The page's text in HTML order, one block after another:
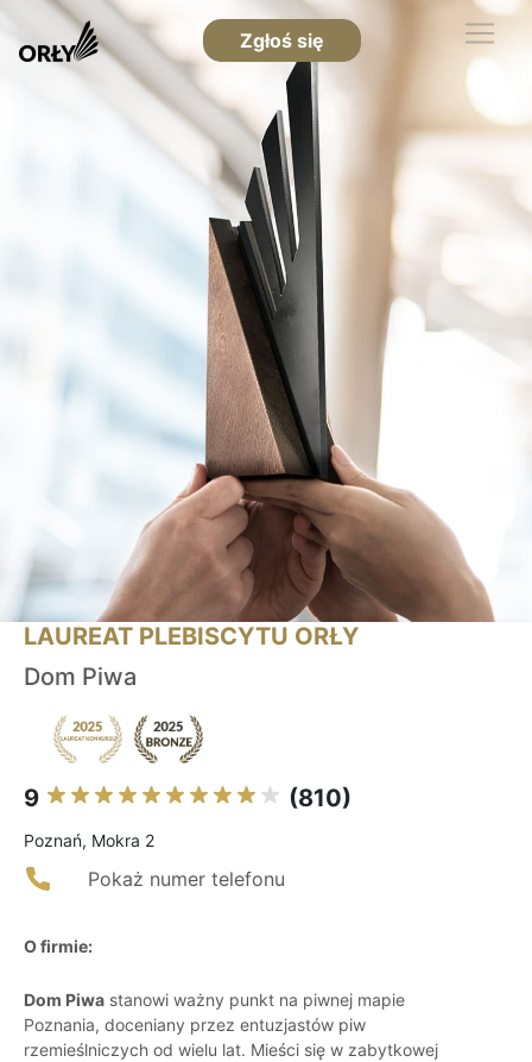
Zgłoś się
LAUREAT PLEBISCYTU ORŁY
Dom Piwa
9 (810)
Poznań, Mokra 2
Pokaż numer telefonu
O firmie:
Dom Piwa stanowi ważny punkt na piwnej mapie
Poznania, doceniany przez entuzjastów piw
rzemieślniczych od wielu lat. Mieści się w zabytkowej